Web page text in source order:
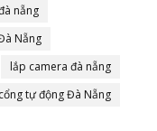
nẵng
Nẵng
lắp camera đà nẵng
cổng tự động Đà Nẵng